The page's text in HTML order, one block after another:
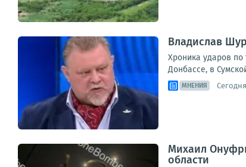
Владислав
Хроника ударов по
Донбассе, в
МНЕНИЯ
Михаил
области